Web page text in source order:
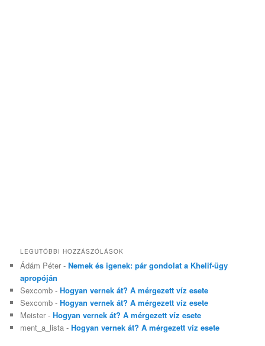
LEGUTÓBBI HOZZÁSZÓLÁSOK
Ádám Péter -Nemek és igenek: pár gondolat a Khelif-ügy
apropóján
Sexcomb -Hogyan vernek át? A mérgezett víz esete
Sexcomb -Hogyan vernek át? A mérgezett víz esete
Meister -Hogyan vernek át? A mérgezett víz esete
ment_a_lista -Hogyan vernek át? A mérgezett víz esete